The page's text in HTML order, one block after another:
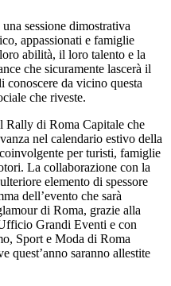
sessione dimostrativa
appassionati e famiglie
abilità, il loro talento e la
che sicuramente lascerà il
conoscere da vicino questa
che riveste.
Rally di Roma Capitale che
nel calendario estivo della
per turisti, famiglie
La collaborazione con la
elemento di spessore
dell’evento che sarà
di Roma, grazie alla
Grandi Eventi e con
Sport e Moda di Roma
quest’anno saranno allestite